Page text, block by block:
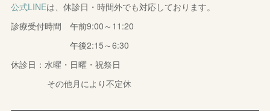
公式LINEは、休診日・時間外でも対応しております。
診療受付時間 午前9:00～11:20
午後2:15～6:30
休診日：水曜・日曜・祝祭日
その他月により不定休